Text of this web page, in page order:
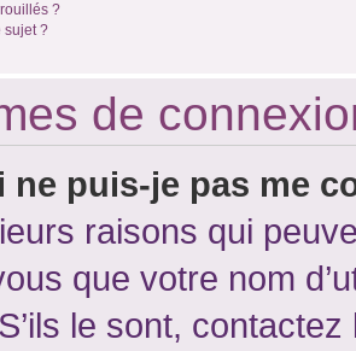
?
sujet ?
de
ne puis-je pas me
raisons qui
que votre nom
le sont,